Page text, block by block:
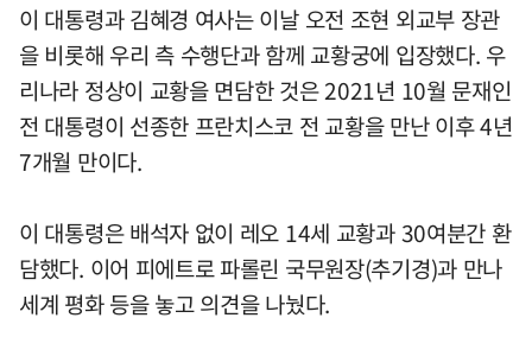
이 대통령과 김혜경 여사는 이날 오전 조현 외교부 장관
을 비롯해 우리 측 수행단과 함께 교황궁에 입장했다. 우
리나라 정상이 교황을 면담한 것은 2021년 10월 문재인
전 대통령이 선종한 프란치스코 전 교황을 만난 이후 4년
7개월 만이다.
이 대통령은 배석자 없이 레오 14세 교황과 30여분간 환
담했다. 이어 피에트로 파롤린 국무원장(추기경)과 만나
세계 평화 등을 놓고 의견을 나눴다.